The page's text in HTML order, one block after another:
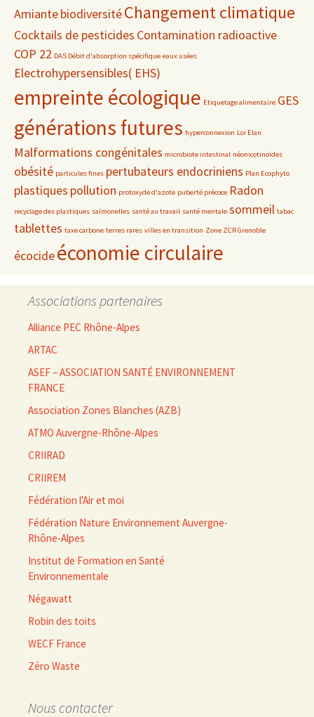
AmiantebiodiversitéChangement climatique
Cocktails de pesticides Contamination radioactive
COP 22 DAS Débit d'absorption spécifique eaux usées
Electrohypersensibles( EHS)
empreinte écologique Etiquetage alimentaire GES
générations futures hyperconnexion Loi Elan
Malformations congénitales microbiote intestinal néonicotinoïdes
obésité particules fines pertubateurs endocriniens Plan Ecophyto
plastiques pollution protoxyde d'azote puberté précoce Radon
recyclage des plastiques salmonelles santé au travail santé mentale sommeil tabac
tablettes taxe carbone terres rares villes en transition Zone ZCR Grenoble
écocideéconomie circulaire
Associations partenaires
Alliance PEC Rhône-Alpes
ARTAC
ASEF – ASSOCIATION SANTÉ ENVIRONNEMENT
FRANCE
Association Zones Blanches (AZB)
ATMO Auvergne-Rhône-Alpes
CRIIRAD
CRIIREM
Fédération l'Air et moi
Fédération Nature Environnement Auvergne-
Rhône-Alpes
Institut de Formation en Santé
Environnementale
Négawatt
Robin des toits
WECF France
Zéro Waste
Nous contacter